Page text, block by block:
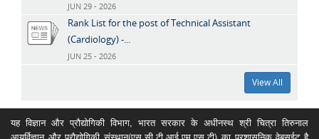
JUN 29 - 2026
Rank List for the post of Technical Assistant
(Cardiology) -...
JUN 25 - 2026
View All
यह विज्ञान और प्रौद्योगिकी विभाग, भारत सरकार के अधीनस्थ श्री चित्रा तिरुनाल